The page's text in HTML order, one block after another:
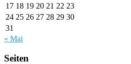
17 18 19 20 21 22 23
24 25 26 27 28 29 30
31
« Mai
Seiten